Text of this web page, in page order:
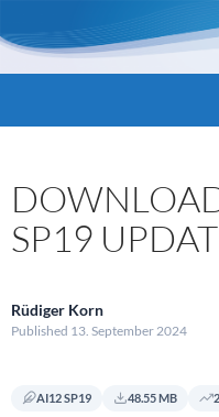
Inhalt
springen
SP19
Rüdiger Korn
Published 13. September 2024
AI12 SP19 48.55 MB